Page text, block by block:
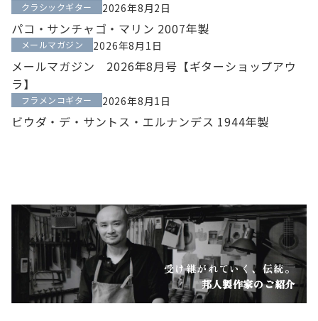
2026年8月2日
クラシックギター
パコ・サンチャゴ・マリン 2007年製
2026年8月1日
メールマガジン
メールマガジン 2026年8月号【ギターショップアウ
ラ】
2026年8月1日
フラメンコギター
ビウダ・デ・サントス・エルナンデス 1944年製
受け継がれていく、伝統。
邦人製作家のご紹介